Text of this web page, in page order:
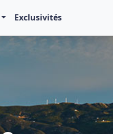
Exclusivités